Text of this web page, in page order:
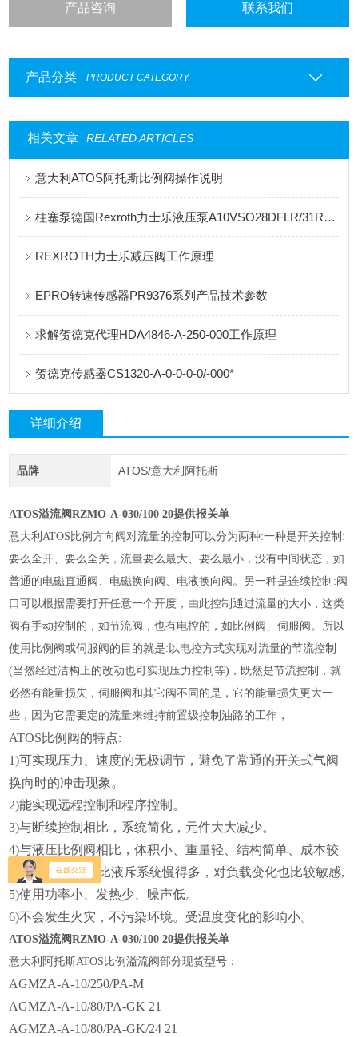
产品咨询 联系我们
产品分类 PRODUCT CATEGORY
相关文章 RELATED ARTICLES
意大利ATOS阿托斯比例阀操作说明
柱塞泵德国Rexroth力士乐液压泵A10VSO28DFLR/31R-PPA12N00
REXROTH力士乐减压阀工作原理
EPRO转速传感器PR9376系列产品技术参数
求解贺德克代理HDA4846-A-250-000工作原理
贺德克传感器CS1320-A-0-0-0-0/-000*
详细介绍
品牌 ATOS/意大利阿托斯
ATOS溢流阀RZMO-A-030/100 20提供报关单
意大利ATOS比例方向阀对流量的控制可以分为两种:一种是开关控制:
要么全开、要么全关，流量要么最大、要么最小，没有中间状态，如
普通的电磁直通阀、电磁换向阀、电液换向阀。另一种是连续控制:阀
口可以根据需要打开任意一个开度，由此控制通过流量的大小，这类
阀有手动控制的，如节流阀，也有电控的，如比例阀、伺服阀。所以
使用比例阀或伺服阀的目的就是:以电控方式实现对流量的节流控制
(当然经过洁构上的改动也可实现压力控制等)，既然是节流控制，就
必然有能量损失，伺服阀和其它阀不同的是，它的能量损失更大一
些，因为它需要定的流量来维持前置级控制油路的工作，
ATOS比例阀的特点:
1)可实现压力、速度的无极调节，避免了常通的开关式气阀
换向时的冲击现象。
2)能实现远程控制和程序控制。
3)与断续控制相比，系统简化，元件大大减少。
4)与液压比例阀相比，体积小、重量轻、结构简单、成本较
低，但响应速度比液斥系统慢得多，对负载变化也比较敏感,
5)使用功率小、发热少、噪声低。
6)不会发生火灾，不污染环境。受温度变化的影响小。
ATOS溢流阀RZMO-A-030/100 20提供报关单
意大利阿托斯ATOS比例溢流阀部分现货型号：
AGMZA-A-10/250/PA-M
AGMZA-A-10/80/PA-GK 21
AGMZA-A-10/80/PA-GK/24 21